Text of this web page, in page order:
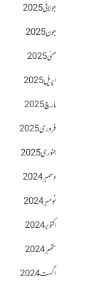
جولائی 2025
جون 2025
مئی 2025
اپریل 2025
مارچ 2025
فروری 2025
جنوری 2025
دسمبر 2024
نومبر 2024
اکتوبر 2024
ستمبر 2024
اگست 2024